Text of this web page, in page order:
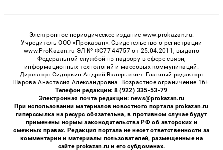
Электронное периодическое издание www.prokazan.ru.
Учредитель ООО «Проказан». Cвидетельство о регистрации
www.ProKazan.ru ЭЛ № ФС77-44757 от 25.04.2011, выдано
Федеральной службой по надзору в сфере связи,
информационных технологий и массовых коммуникаций.
Директор: Сидоркин Андрей Валерьевич. Главный редактор:
Шарова Анастасия Александровна. Возрастное ограничение 16+.
Телефон редакции: 8 (922) 335-53-79
Электронная почта редакции: news@prokazan.ru
При использовании материалов новостного портала prokazan.ru
гиперссылка на ресурс обязательна, в противном случае будут
применены нормы законодательства РФ об авторских и
смежных правах. Редакция портала не несет ответственности за
комментарии и материалы пользователей, размещенные на
сайте prokazan.ru и его субдоменах.